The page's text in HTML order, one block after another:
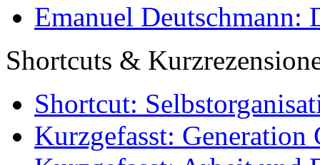
Emanuel Deutschmann:
Shortcuts &
Shortcut:
Kurzgefasst: Generation